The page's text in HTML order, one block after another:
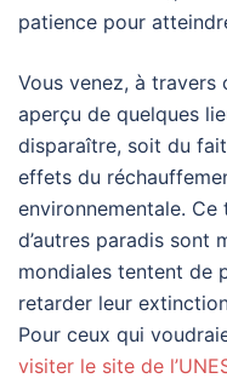
patience pour
Vous venez, à travers
aperçu de quelques
disparaître, soit du
effets du
environnementale. Ce
d’autres paradis sont
mondiales tentent de
retarder leur
Pour ceux qui
visiter le site de